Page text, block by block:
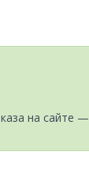
на сайте —